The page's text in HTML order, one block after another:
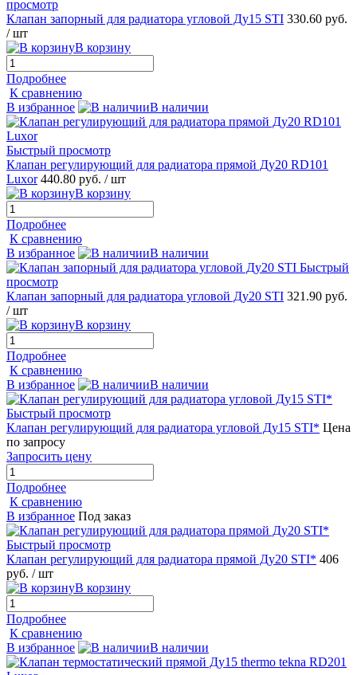
просмотр
Клапан запорный для радиатора угловой Ду15 STI 330.60 руб.
/ шт
В корзину
Подробнее
К сравнению
В избранное
В наличии
Быстрый просмотр
Клапан регулирующий для радиатора прямой Ду20 RD101
Luxor 440.80 руб. / шт
В корзину
Подробнее
К сравнению
В избранное
В наличии
Быстрый
просмотр
Клапан запорный для радиатора угловой Ду20 STI 321.90 руб.
/ шт
В корзину
Подробнее
К сравнению
В избранное
В наличии
Быстрый просмотр
Клапан регулирующий для радиатора угловой Ду15 STI* Цена
по запросу
Запросить цену
Подробнее
К сравнению
В избранное Под заказ
Быстрый просмотр
Клапан регулирующий для радиатора прямой Ду20 STI* 406
руб. / шт
В корзину
Подробнее
К сравнению
В избранное
В наличии